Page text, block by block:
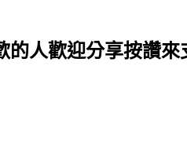
人歡迎分享按讚來